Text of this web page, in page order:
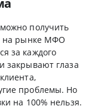
получить
на рынке МФО
за каждого
закрывают глаза
проблемы. Но
на 100% нельзя.